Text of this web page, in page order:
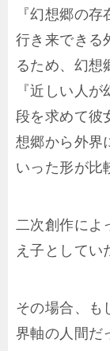
『幻想郷の
行き来できる
るため、幻
『近しい人
段を求めて彼
想郷から外界
いった形が比
二次創作によ
え子としてい
その場合、
界軸の人間だ